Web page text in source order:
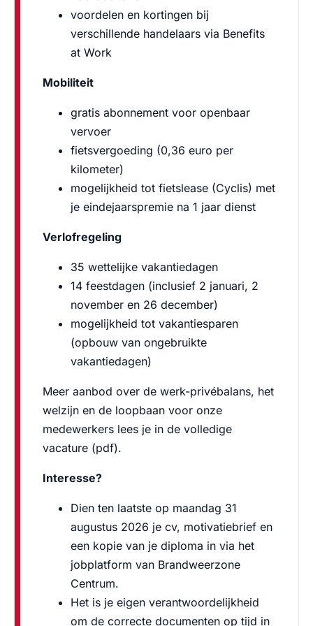
voordelen en kortingen bij
verschillende handelaars via Benefits
at Work
Mobiliteit
gratis abonnement voor openbaar
vervoer
fietsvergoeding (0,36 euro per
kilometer)
mogelijkheid tot fietslease (Cyclis) met
je eindejaarspremie na 1 jaar dienst
Verlofregeling
35 wettelijke vakantiedagen
14 feestdagen (inclusief 2 januari, 2
november en 26 december)
mogelijkheid tot vakantiesparen
(opbouw van ongebruikte
vakantiedagen)
Meer aanbod over de werk-privébalans, het
welzijn en de loopbaan voor onze
medewerkers lees je in de volledige
vacature (pdf).
Interesse?
Dien ten laatste op maandag 31
augustus 2026 je cv, motivatiebrief en
een kopie van je diploma in via het
jobplatform van Brandweerzone
Centrum.
Het is je eigen verantwoordelijkheid
om de correcte documenten op tijd in